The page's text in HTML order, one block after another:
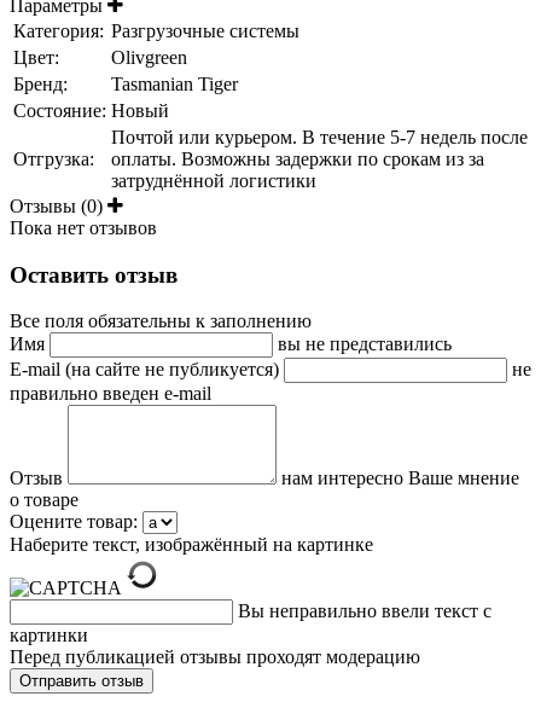
Параметры
Категория: Разгрузочные системы
Цвет:
Olivgreen
Бренд:
Tasmanian Tiger
Состояние: Новый
Отгрузка:
Почтой или курьером. В течение 5-7 недель после
оплаты. Возможны задержки по срокам из за
затруднённой логистики
Отзывы (0)
Пока нет отзывов
Оставить отзыв
Все поля обязательны к заполнению
Имя
вы не представились
E-mail (на сайте не публикуется)
не
правильно введен e-mail
Отзыв
нам интересно Ваше мнение
о товаре
Оцените товар:
Наберите текст, изображённый на картинке
Вы неправильно ввели текст с
картинки
Перед публикацией отзывы проходят модерацию